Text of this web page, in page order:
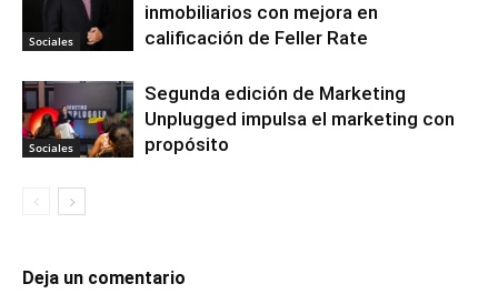
Sociales
inmobiliarios con mejora en
calificación de Feller Rate
Sociales
Segunda edición de Marketing
Unplugged impulsa el marketing con
propósito
Deja un comentario